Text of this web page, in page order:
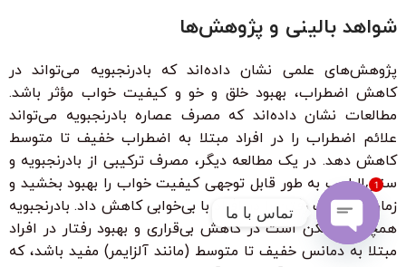
شواهد بالینی و پژوهش‌ها
پژوهش‌های علمی نشان داده‌اند که بادرنجبویه می‌تواند در
کاهش اضطراب، بهبود خلق و خو و کیفیت خواب مؤثر باشد.
مطالعات نشان داده‌اند که مصرف عصاره بادرنجبویه می‌تواند
علائم اضطراب را در افراد مبتلا به اضطراب خفیف تا متوسط
کاهش دهد. در یک مطالعه دیگر، مصرف ترکیبی از بادرنجبویه و
سنبل‌الطیب به طور قابل توجهی کیفیت خواب را بهبود بخشید و
زمان به خواب رفتن را در افراد با بی‌خوابی کاهش داد. بادرنجبویه
همچنین ممکن است در کاهش بی‌قراری و بهبود رفتار در افراد
مبتلا به دمانس خفیف تا متوسط (مانند آلزایمر) مفید باشد، که
تماس با ما
Open
1